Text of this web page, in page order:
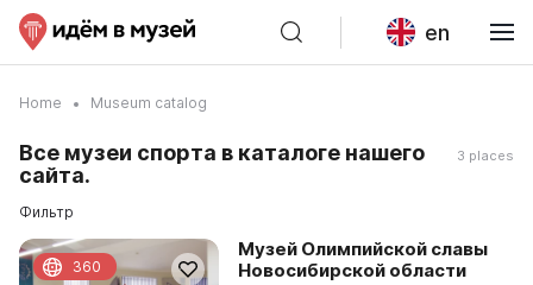
en
Home Museum catalog
Все музеи спорта в каталоге нашего
сайта.
3 places
Фильтр
Музей Олимпийской славы
Новосибирской области
360